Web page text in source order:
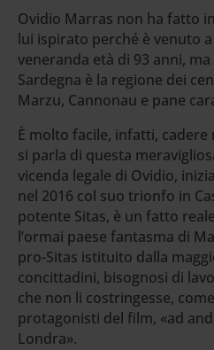
Ovidio Marras non ha fatto
lui ispirato perché è venuto
veneranda età di 93 anni, ma
Sardegna è la regione dei
Marzu, Cannonau e pane
È molto facile, infatti,
si parla di questa
vicenda legale di Ovidio,
nel 2016 col suo trionfo in
potente Sitas, è un fatto
l’ormai paese fantasma di
pro-Sitas istituito dalla
concittadini, bisognosi di
che non li costringesse,
protagonisti del film, «ad
Londra».